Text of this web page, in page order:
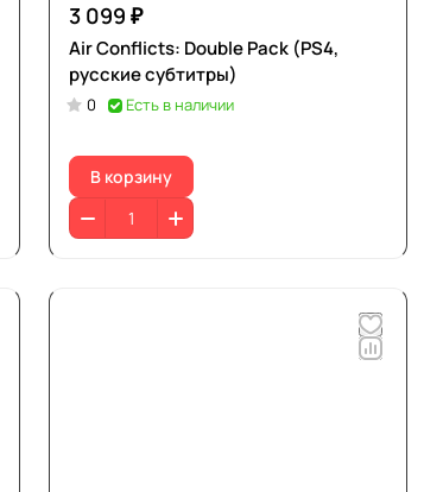
3 099 ₽
Air Conflicts: Double Pack (PS4,
русские субтитры)
0 Есть в наличии
В корзину